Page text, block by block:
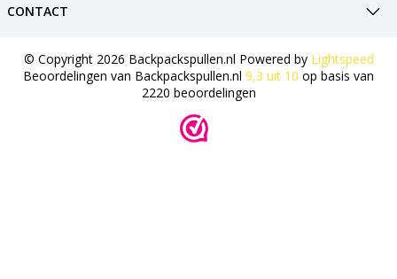
CONTACT
© Copyright 2026 Backpackspullen.nl Powered by Lightspeed
Beoordelingen van Backpackspullen.nl 9,3 uit 10 op basis van
2220 beoordelingen